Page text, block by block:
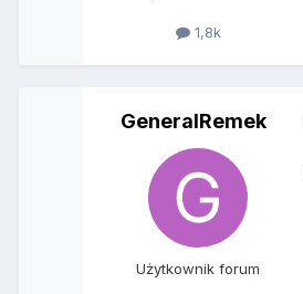
1,8k
GeneralRemek
Użytkownik forum